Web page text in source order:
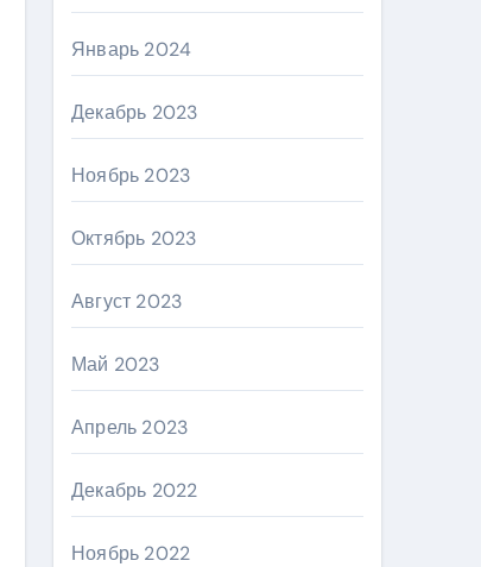
Январь 2024
Декабрь 2023
Ноябрь 2023
Октябрь 2023
Август 2023
Май 2023
Апрель 2023
Декабрь 2022
Ноябрь 2022